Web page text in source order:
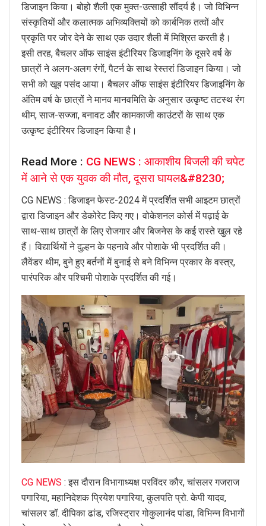
डिजाइन किया। बोहो शैली एक मुक्त-उत्साही सौंदर्य है। जो विभिन्न
संस्कृतियों और कलात्मक अभिव्यक्तियों को कार्बनिक तत्वों और
प्रकृति पर जोर देने के साथ एक उदार शैली में मिश्रित करती है।
इसी तरह, बैचलर ऑफ साइंस इंटीरियर डिजाइनिंग के दूसरे वर्ष के
छात्रों ने अलग-अलग रंगों, पैटर्न के साथ रेस्तरां डिजाइन किया। जो
सभी को खूब पसंद आया। बैचलर ऑफ साइंस इंटीरियर डिजाइनिंग के
अंतिम वर्ष के छात्रों ने मानव मानवमिति के अनुसार उत्कृष्ट तटस्थ रंग
थीम, साज-सज्जा, बनावट और कामकाजी काउंटरों के साथ एक
उत्कृष्ट इंटीरियर डिजाइन किया है।
Read More : CG NEWS : आकाशीय बिजली की चपेट
में आने से एक युवक की मौत, दूसरा घायल&#8230;
CG NEWS : डिजाइन फेस्ट-2024 में प्रदर्शित सभी आइटम छात्रों
द्वारा डिजाइन और डेकोरेट किए गए। वोकेशनल कोर्स में पढ़ाई के
साथ-साथ छात्रों के लिए रोजगार और बिजनेस के कई रास्ते खुल रहे
हैं। विद्यार्थियों ने दुल्हन के पहनावे और पोशाके भी प्रदर्शित की।
लैवेंडर थीम, बुने हुए बर्तनों में बुनाई से बने विभिन्न प्रकार के वस्त्र,
पारंपरिक और पश्चिमी पोशाके प्रदर्शित की गई।
CG NEWS : इस दौरान विभागाध्यक्ष परविंदर कौर, चांसलर गजराज
पगारिया, महानिदेशक प्रियेश पगारिया, कुलपति प्रो. केपी यादव,
चांसलर डॉ. दीपिका ढांड, रजिस्ट्रार गोकुलानंद पांडा, विभिन्न विभागों